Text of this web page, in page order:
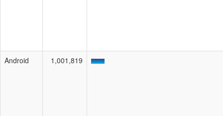
Android 1,001,819